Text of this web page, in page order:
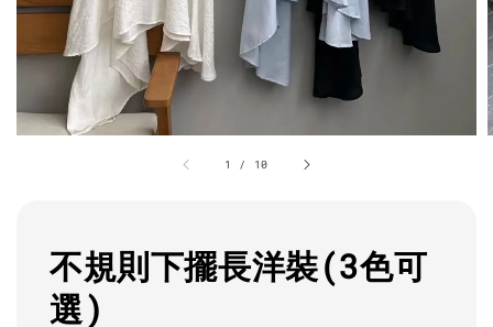
1 / 10
不規則下擺長洋裝(3色可
選)